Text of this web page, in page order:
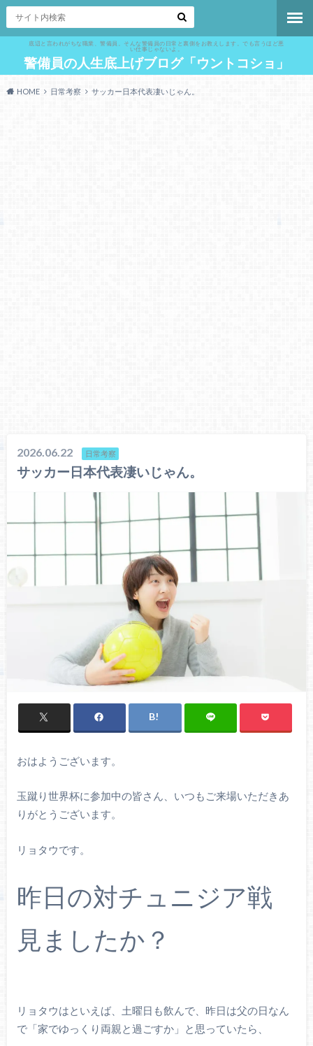
底辺と言われがちな職業、警備員。そんな警備員の日常と裏側をお教えします。でも言うほど悪
い仕事じゃないよ。
警備員の人生底上げブログ「ウントコショ」
HOME 日常考察 サッカー日本代表凄いじゃん。
2026.06.22 日常考察
サッカー日本代表凄いじゃん。
おはようございます。
玉蹴り世界杯に参加中の皆さん、いつもご来場いただきあ
りがとうございます。
リョタウです。
昨日の対チュニジア戦
見ましたか？
リョタウはといえば、土曜日も飲んで、昨日は父の日なん
で「家でゆっくり両親と過ごすか」と思っていたら、